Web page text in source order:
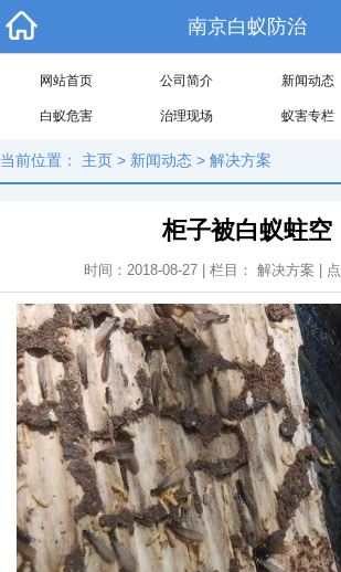
南京白蚁防治
网站首页 公司简介 新闻动态
白蚁危害 治理现场 蚁害专栏
当前位置： 主页 > 新闻动态 > 解决方案
柜子被白蚁蛀空
时间：2018-08-27 | 栏目： 解决方案 |